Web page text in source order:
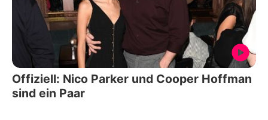
Offiziell: Nico Parker und Cooper Hoffman
sind ein Paar